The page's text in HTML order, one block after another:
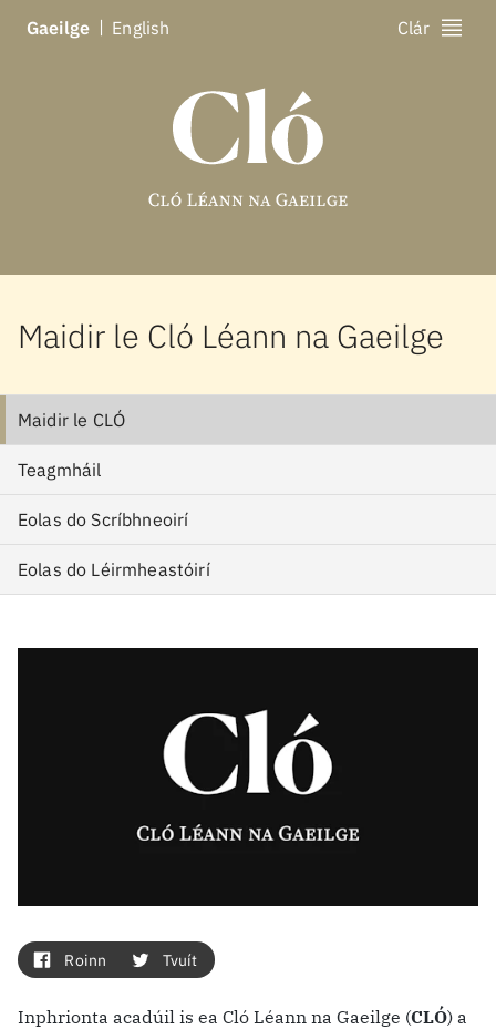
Gaeilge English Clár
Maidir le Cló Léann na Gaeilge
Maidir le CLÓ
Teagmháil
Eolas do Scríbhneoirí
Eolas do Léirmheastóirí
Roinn Tvuít
Inphrionta acadúil is ea Cló Léann na Gaeilge (CLÓ) a